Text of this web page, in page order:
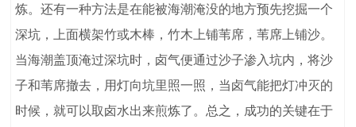
炼。还有一种方法是在能被海潮淹没的地方预先挖掘一个
深坑，上面横架竹或木棒，竹木上铺苇席，苇席上铺沙。
当海潮盖顶淹过深坑时，卤气便通过沙子渗入坑内，将沙
子和苇席撤去，用灯向坑里照一照，当卤气能把灯冲灭的
时候，就可以取卤水出来煎炼了。总之，成功的关键在于